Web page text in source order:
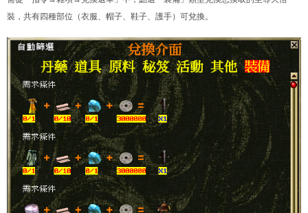
裝，共有四種部位（衣服、帽子、鞋子、護手）可兌換。